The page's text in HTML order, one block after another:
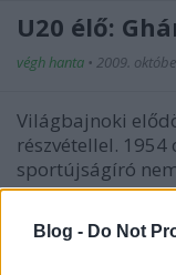
Blog - Do Not
U20 élő:
végh hanta • 2009.
Világbajnoki
részvétellel.
sportújságíró
Fiataljaink ugyan
Államok
fogyaszthatnak